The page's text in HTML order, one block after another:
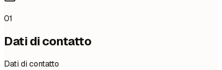
01
Dati di contatto
Dati di contatto